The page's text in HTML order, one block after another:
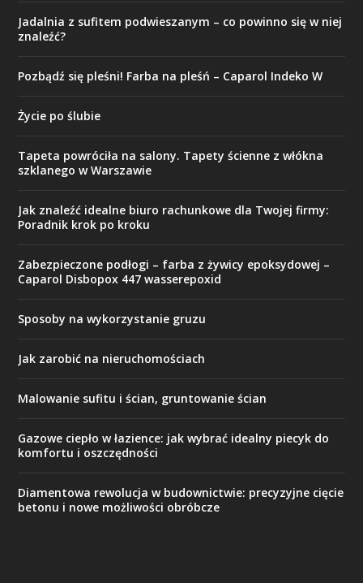
Jadalnia z sufitem podwieszanym – co powinno się w niej
znaleźć?
Pozbądź się pleśni! Farba na pleśń – Caparol Indeko W
Życie po ślubie
Tapeta powróciła na salony. Tapety ścienne z włókna
szklanego w Warszawie
Jak znaleźć idealne biuro rachunkowe dla Twojej firmy:
Poradnik krok po kroku
Zabezpieczone podłogi – farba z żywicy epoksydowej –
Caparol Disbopox 447 wasserepoxid
Sposoby na wykorzystanie gruzu
Jak zarobić na nieruchomościach
Malowanie sufitu i ścian, gruntowanie ścian
Gazowe ciepło w łazience: jak wybrać idealny piecyk do
komfortu i oszczędności
Diamentowa rewolucja w budownictwie: precyzyjne cięcie
betonu i nowe możliwości obróbcze